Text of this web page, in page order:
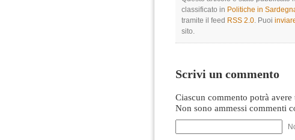
classificato in Politiche in
tramite il feed RSS 2.0 . Puoi
sito.
Scrivi un commento
Ciascun commento potrà
Non sono ammessi commenti